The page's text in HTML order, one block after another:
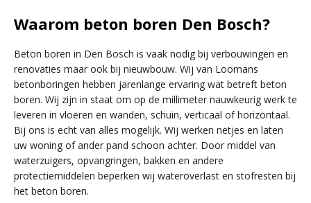
Waarom beton boren Den Bosch?
Beton boren in Den Bosch is vaak nodig bij verbouwingen en
renovaties maar ook bij nieuwbouw. Wij van Loomans
betonboringen hebben jarenlange ervaring wat betreft beton
boren. Wij zijn in staat om op de millimeter nauwkeurig werk te
leveren in vloeren en wanden, schuin, verticaal of horizontaal.
Bij ons is echt van alles mogelijk. Wij werken netjes en laten
uw woning of ander pand schoon achter. Door middel van
waterzuigers, opvangringen, bakken en andere
protectiemiddelen beperken wij wateroverlast en stofresten bij
het beton boren.